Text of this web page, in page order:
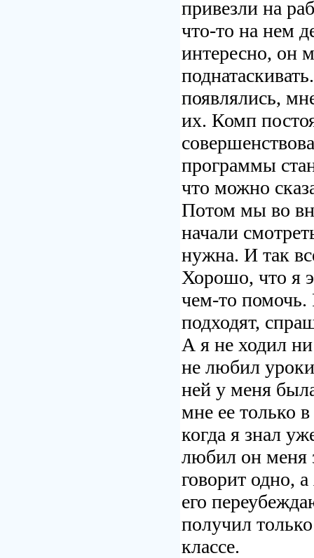
привезли на
что-то на нем
интересно, он
появлялись,
их. Комп
программы
что можно
Потом мы во
начали
нужна. И так
Хорошо, что я
чем-то помочь.
подходят,
А я не ходил
не любил
ней у меня
мне ее только
когда я знал
любил он меня
говорит одно,
его
получил
классе.